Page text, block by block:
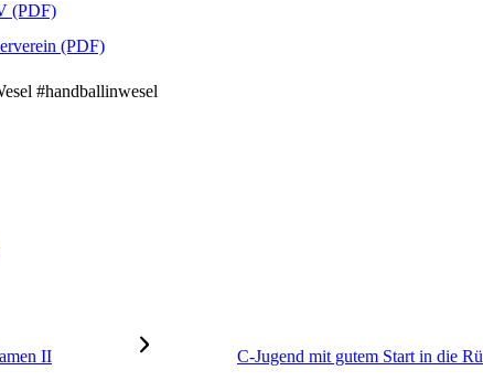
(PDF)
(PDF)
#handballinwesel
II C-Jugend mit gutem Start in die